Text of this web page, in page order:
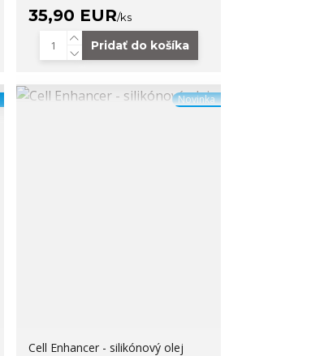
35,90 EUR/ks
Pridať do košíka
Novinka
Cell Enhancer - silikónový olej